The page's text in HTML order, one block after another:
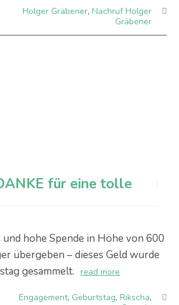
Holger Gräbener, Nachruf Holger
Gräbener
für eine tolle
hohe Spende in Höhe von 600
übergeben – dieses Geld wurde
gesammelt. read more
Engagement, Geburtstag, Rikscha,